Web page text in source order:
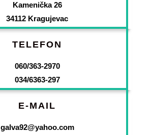
Kamenička 26
34112 Kragujevac
TELEFON
060/363-2970
034/6363-297
E-MAIL
galva92@yahoo.com